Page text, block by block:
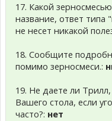
17. Какой
название, ответ
не несет никакой
18. Сообщите
помимо зерносмеси.:
19. Не даете ли
Вашего стола, если
часто?: нет